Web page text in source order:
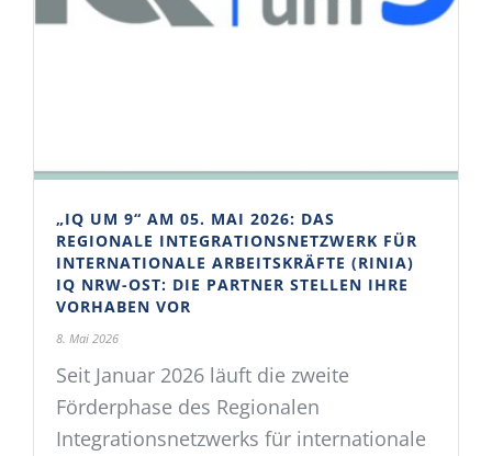
„IQ UM 9“ AM 05. MAI 2026: DAS
REGIONALE INTEGRATIONSNETZWERK FÜR
INTERNATIONALE ARBEITSKRÄFTE (RINIA)
IQ NRW-OST: DIE PARTNER STELLEN IHRE
VORHABEN VOR
8. Mai 2026
Seit Januar 2026 läuft die zweite
Förderphase des Regionalen
Integrationsnetzwerks für internationale